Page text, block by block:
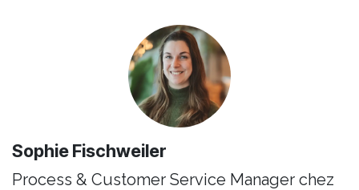
Sophie Fischweiler
Process & Customer Service Manager chez